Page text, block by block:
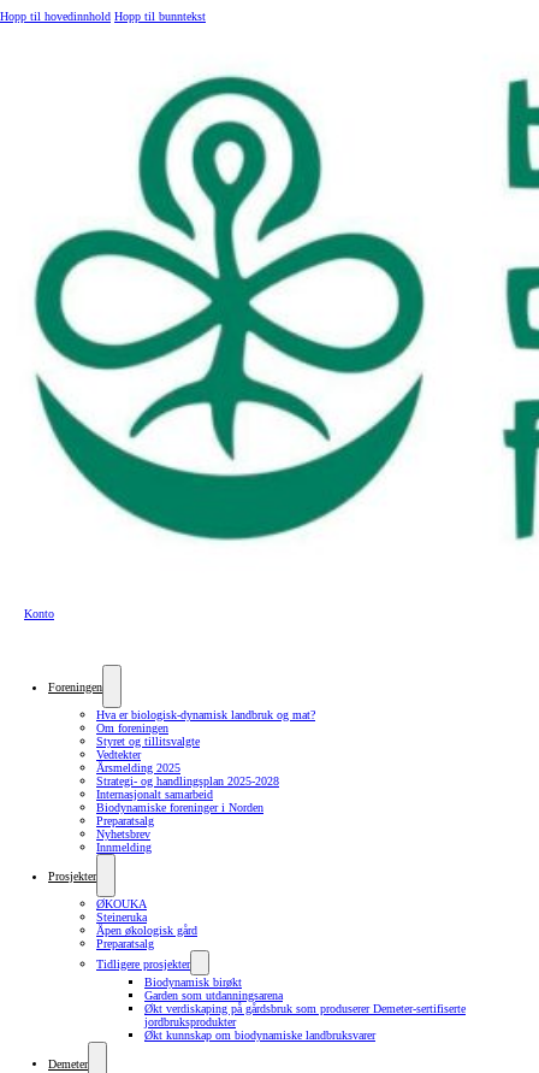
Hopp til hovedinnhold Hopp til bunntekst
Konto
Foreningen
Hva er biologisk-dynamisk landbruk og mat?
Om foreningen
Styret og tillitsvalgte
Vedtekter
Årsmelding 2025
Strategi- og handlingsplan 2025-2028
Internasjonalt samarbeid
Biodynamiske foreninger i Norden
Preparatsalg
Nyhetsbrev
Innmelding
Prosjekter
ØKOUKA
Steineruka
Åpen økologisk gård
Preparatsalg
Tidligere prosjekter
Biodynamisk birøkt
Garden som utdanningsarena
Økt verdiskaping på gårdsbruk som produserer Demeter-sertifiserte
jordbruksprodukter
Økt kunnskap om biodynamiske landbruksvarer
Demeter